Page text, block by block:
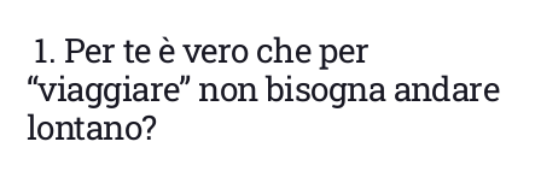
1. Per te è vero che per
“viaggiare” non bisogna andare
lontano?